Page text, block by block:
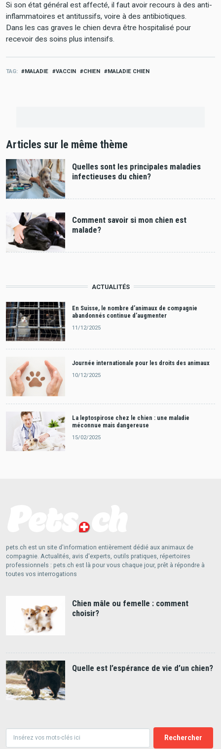
Si son état général est affecté, il faut avoir recours à des anti-
inflammatoires et antitussifs, voire à des antibiotiques.
Dans les cas graves le chien devra être hospitalisé pour
recevoir des soins plus intensifs.
TAG MALADIE VACCIN CHIEN MALADIE CHIEN
Articles sur le même thème
Quelles sont les principales maladies
infectieuses du chien?
Comment savoir si mon chien est
malade?
ACTUALITÉS
En Suisse, le nombre d’animaux de compagnie
abandonnés continue d’augmenter
11/12/2025
Journée internationale pour les droits des animaux
10/12/2025
La leptospirose chez le chien : une maladie
méconnue mais dangereuse
15/02/2025
pets.ch est un site d'information entièrement dédié aux animaux de
compagnie. Actualités, avis d'experts, outils pratiques, répertoires
professionnels : pets.ch est là pour vous chaque jour, prêt à répondre à
toutes vos interrogations
Chien mâle ou femelle : comment
choisir?
Quelle est l’espérance de vie d’un chien?